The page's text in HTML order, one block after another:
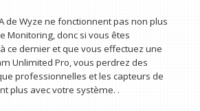
de Wyze ne fonctionnent pas non plus
Monitoring, donc si vous êtes
ce dernier et que vous effectuez une
Unlimited Pro, vous perdrez des
professionnelles et les capteurs de
plus avec votre système. .